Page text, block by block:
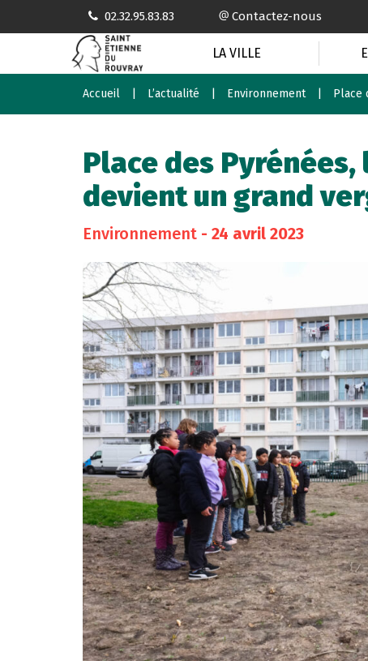
02.32.95.83.83 Contactez-nous
LA VILLE
Accueil L’actualité Environnement Place
Place des
devient un grand
Environnement - 24 avril 2023